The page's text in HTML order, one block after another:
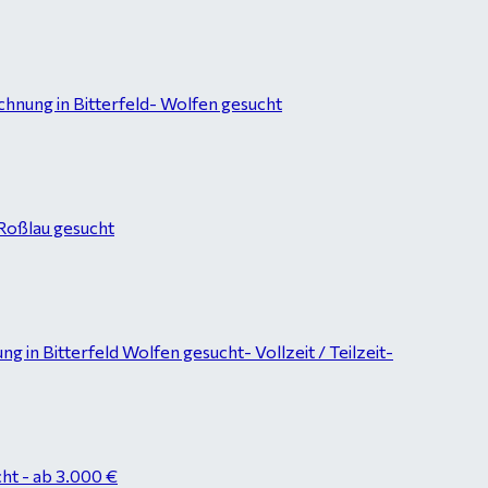
in Bitterfeld- Wolfen gesucht
gesucht
in Bitterfeld Wolfen gesucht- Vollzeit / Teilzeit-
- ab 3.000 €